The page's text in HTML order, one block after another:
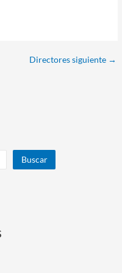
Directores siguiente →
Buscar